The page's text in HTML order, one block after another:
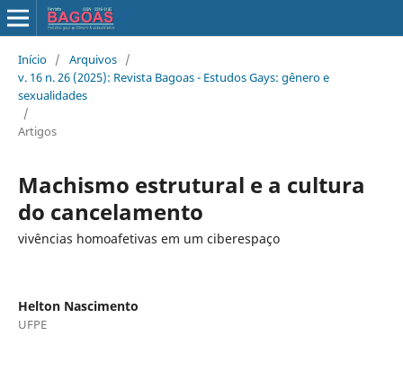
Início / Arquivos /
v. 16 n. 26 (2025): Revista Bagoas - Estudos Gays: gênero e
sexualidades
/
Artigos
Machismo estrutural e a cultura
do cancelamento
vivências homoafetivas em um ciberespaço
Helton Nascimento
UFPE